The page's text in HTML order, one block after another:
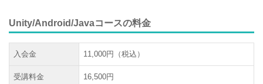
Unity/Android/Javaコースの料金
入会金 11,000円（税込）
受講料金 16,500円